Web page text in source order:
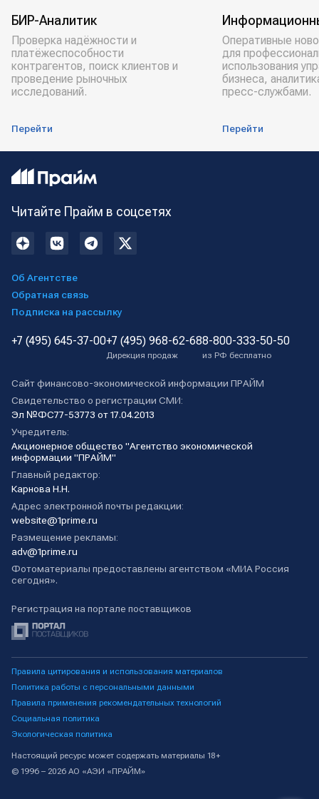
БИР-Аналитик
Проверка надёжности и
платёжеспособности
контрагентов, поиск клиентов и
проведение рыночных
исследований.
Перейти
Оперативные
для
использования
бизнеса,
пресс-службами.
Перейти
Читайте Прайм в соцсетях
Об Агентстве
Обратная связь
Подписка на рассылку
+7 (495) 645-37-00+7 (495) 968-62-68
Дирекция продаж
8-800-333-50-50
из РФ бесплатно
Сайт финансово-экономической информации ПРАЙМ
Свидетельство о регистрации СМИ:
Эл №ФС77-53773 от 17.04.2013
Учредитель:
Акционерное общество "Агентство экономической
информации "ПРАЙМ"
Главный редактор:
Карнова Н.Н.
Адрес электронной почты редакции:
website@1prime.ru
Размещение рекламы:
adv@1prime.ru
Фотоматериалы предоставлены агентством «МИА Россия
сегодня».
Регистрация на портале поставщиков
Правила цитирования и использования материалов
Политика работы с персональными данными
Правила применения рекомендательных технологий
Социальная политика
Экологическая политика
Настоящий ресурс может содержать материалы 18+
© 1996 – 2026 АО «АЭИ «ПРАЙМ»